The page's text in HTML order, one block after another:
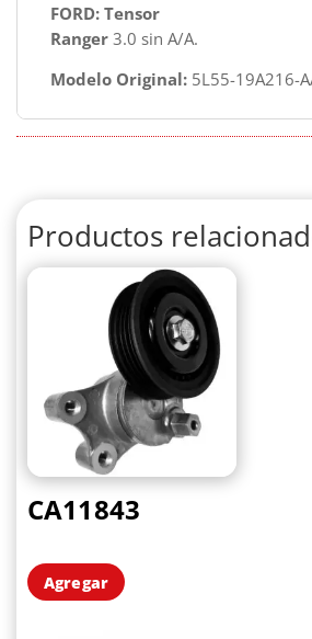
FORD: Tensor
Ranger 3.0 sin A/A.
Modelo Original: 5L55-19A216-
Productos
CA11843
Agregar